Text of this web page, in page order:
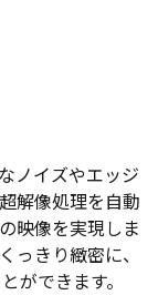
ノイズやエッジ
解像処理を自動
映像を実現しま
っきり緻密に、
ができます。